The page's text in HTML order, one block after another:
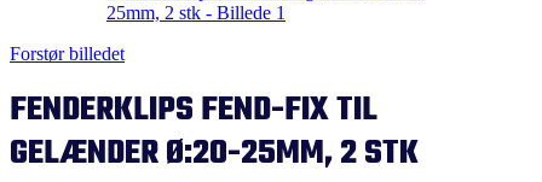
Forstør billedet
FENDERKLIPS FEND-FIX TIL
GELÆNDER Ø:20-25MM, 2 STK